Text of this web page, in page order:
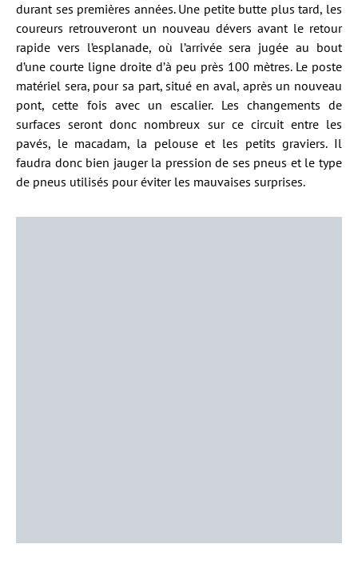
durant ses premières années. Une petite butte plus tard, les
coureurs retrouveront un nouveau dévers avant le retour
rapide vers l’esplanade, où l’arrivée sera jugée au bout
d’une courte ligne droite d’à peu près 100 mètres. Le poste
matériel sera, pour sa part, situé en aval, après un nouveau
pont, cette fois avec un escalier. Les changements de
surfaces seront donc nombreux sur ce circuit entre les
pavés, le macadam, la pelouse et les petits graviers. Il
faudra donc bien jauger la pression de ses pneus et le type
de pneus utilisés pour éviter les mauvaises surprises.